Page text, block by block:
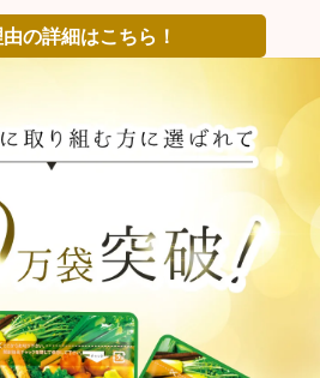
の詳細はこちら！